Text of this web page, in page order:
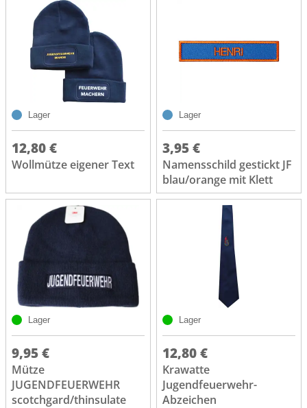
Lager
12,80 €
Wollmütze eigener Text
Lager
3,95 €
Namensschild gestickt JF
blau/orange mit Klett
Lager
9,95 €
Mütze
JUGENDFEUERWEHR
scotchgard/thinsulate
Lager
12,80 €
Krawatte
Jugendfeuerwehr-
Abzeichen